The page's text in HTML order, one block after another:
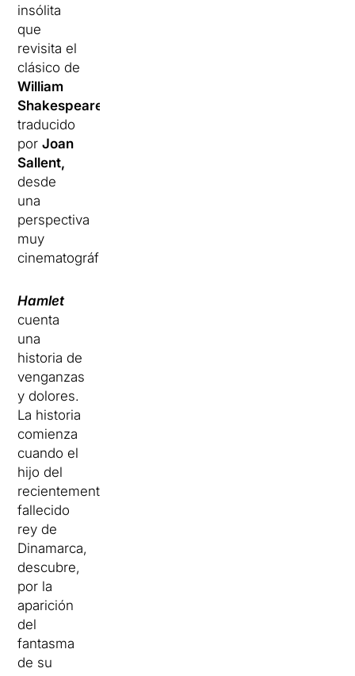
insólita
que
revisita el
clásico de
William
Shakespeare
traducido
porJoan
Sallent,
desde
una
perspectiva
muy
cinematográfica.
Hamlet
cuenta
una
historia de
venganzas
y dolores.
La historia
comienza
cuando el
hijo del
recientemente
fallecido
rey de
Dinamarca,
descubre,
por la
aparición
del
fantasma
de su